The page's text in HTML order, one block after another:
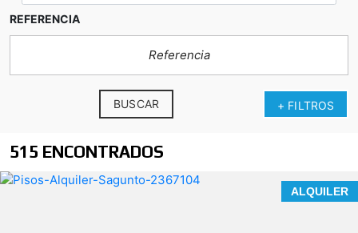
distintivo de Agentes de Intermediación
Inmobiliaria de la Comunitat Valenciana
(Número de registro RAICV 1394)
REFERENCIA
+ FILTROS
BUSCAR
515 ENCONTRADOS
ALQUILER